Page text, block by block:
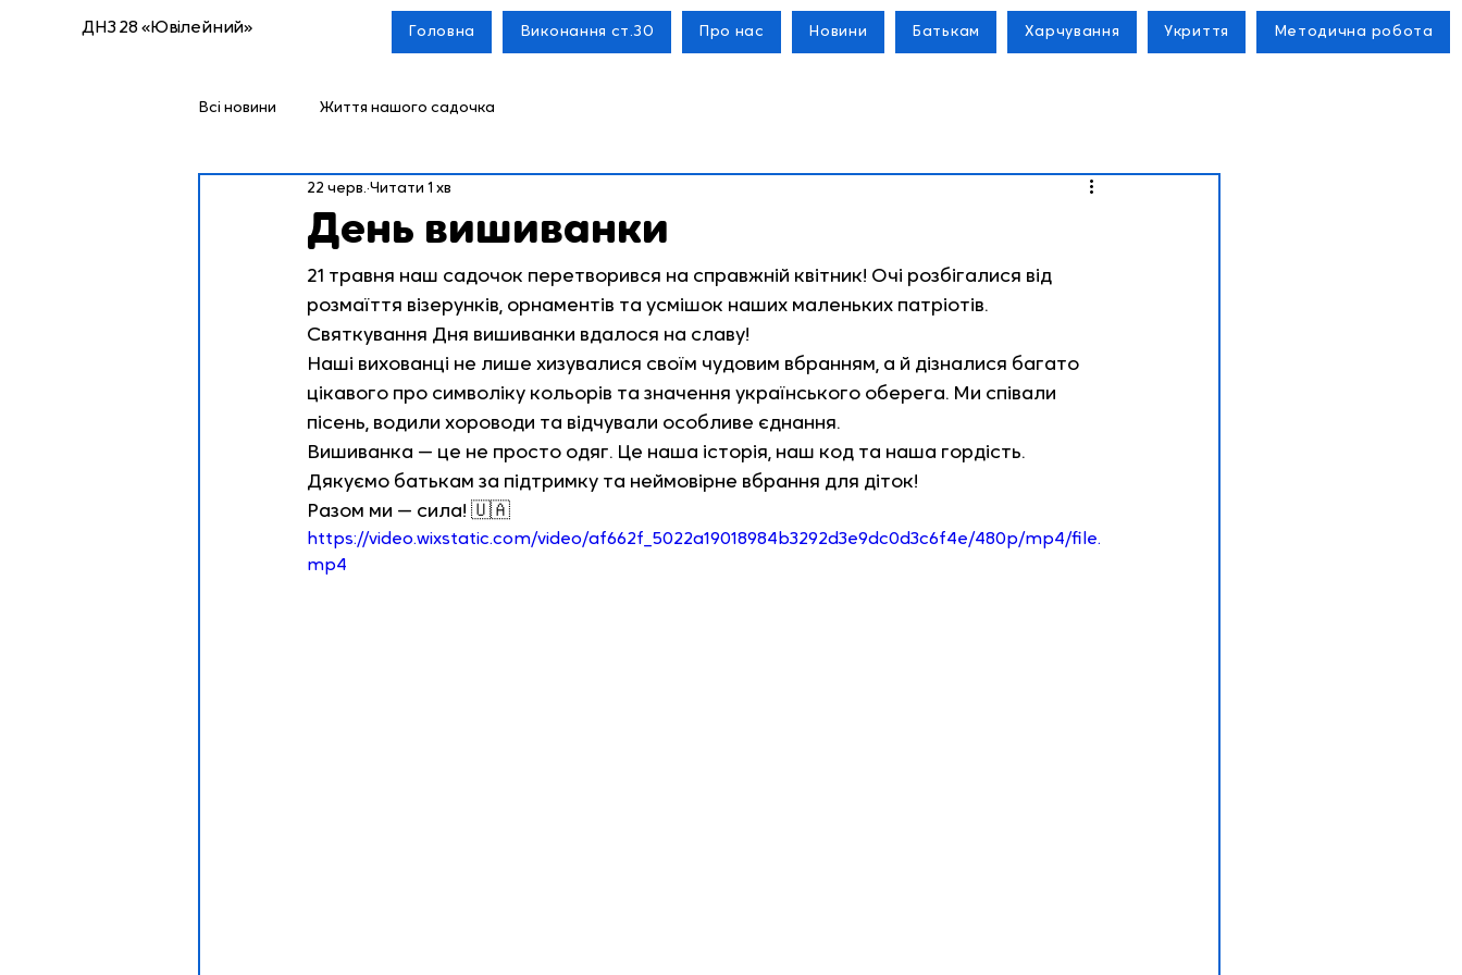
ДНЗ 28 «Ювілейний» Головна Виконання ст.30 Про нас Новини Батькам Харчування Укриття Методична робота
Всі новини Життя нашого садочка
День вишиванки
22 черв. Читати 1 хв
21 травня наш садочок перетворився на справжній квітник! Очі розбігалися від
розмаїття візерунків, орнаментів та усмішок наших маленьких патріотів.
Святкування Дня вишиванки вдалося на славу!
Наші вихованці не лише хизувалися своїм чудовим вбранням, а й дізналися багато
цікавого про символіку кольорів та значення українського оберега. Ми співали
пісень, водили хороводи та відчували особливе єднання.
Вишиванка — це не просто одяг. Це наша історія, наш код та наша гордість.
Дякуємо батькам за підтримку та неймовірне вбрання для діток!
Разом ми — сила! 🇺🇦
https://video.wixstatic.com/video/af662f_5022a19018984b3292d3e9dc0d3c6f4e/480p/mp4/file.
mp4